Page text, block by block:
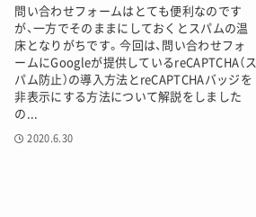
問い合わせフォームはとても便利なのです
が、一方でそのままにしておくとスパムの温
床となりがちです。今回は、問い合わせフォ
ームにGoogleが提供しているreCAPTCHA（ス
パム防止）の導入方法とreCAPTCHAバッジを
非表示にする方法について解説をしました
の...
2020.6.30